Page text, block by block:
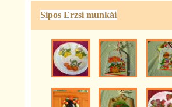
Sipos Erzsi munkái